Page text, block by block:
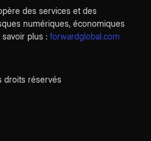
des services et des
numériques, économiques
savoir plus :forwardglobal.com
droits réservés